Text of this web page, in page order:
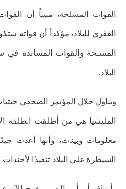
القوات المسلحة، مبيناً أن
الفقري للبلاد، مؤكداً أن قواته
المسلحة والقوات المساندة
البلاد.
وتناول خلال المؤتمر الصحفي
المليشيا هي من أطلقت الطلقة
معلومات وبينات، وأنها أعدت
السيطرة على البلاد تنفيذًا